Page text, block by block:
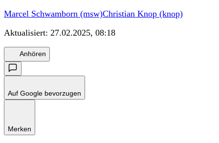
Marcel Schwamborn (msw)Christian Knop (knop)
Aktualisiert: 27.02.2025, 08:18
Anhören
Auf Google bevorzugen
Merken